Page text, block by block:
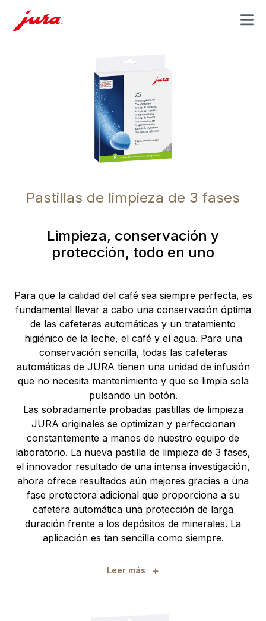
MENU
Pastillas de limpieza de 3 fases
Limpieza, conservación y
protección, todo en uno
Para que la calidad del café sea siempre perfecta, es
fundamental llevar a cabo una conservación óptima
de las cafeteras automáticas y un tratamiento
higiénico de la leche, el café y el agua. Para una
conservación sencilla, todas las cafeteras
automáticas de JURA tienen una unidad de infusión
que no necesita mantenimiento y que se limpia sola
pulsando un botón.
Las sobradamente probadas pastillas de limpieza
JURA originales se optimizan y perfeccionan
constantemente a manos de nuestro equipo de
laboratorio. La nueva pastilla de limpieza de 3 fases,
el innovador resultado de una intensa investigación,
ahora ofrece resultados aún mejores gracias a una
fase protectora adicional que proporciona a su
cafetera automática una protección de larga
duración frente a los depósitos de minerales. La
aplicación es tan sencilla como siempre.
Leer más +